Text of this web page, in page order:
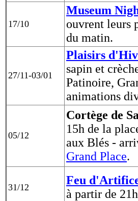
17/10
Museum
ouvrent leurs
du matin.
27/11-03/01
Plaisirs
sapin et
Patinoire,
animations
05/12
Cortège de
15h de la
aux Blés -
Grand Place.
31/12
Feu
à partir de